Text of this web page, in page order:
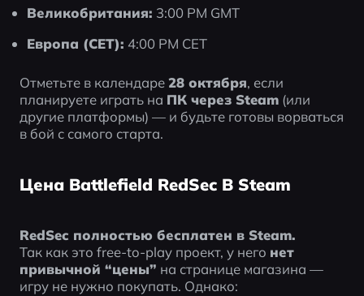
Великобритания: 3:00 PM GMT
Европа (CET): 4:00 PM CET
Отметьте в календаре 28 октября, если
планируете играть на ПК через Steam (или
другие платформы) — и будьте готовы ворваться
в бой с самого старта.
Цена Battlefield RedSec В Steam
RedSec полностью бесплатен в Steam.
Так как это free-to-play проект, у него нет
привычной “цены” на странице магазина —
игру не нужно покупать. Однако: